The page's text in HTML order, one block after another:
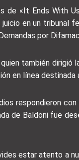
de «It Ends With
en un tribunal
por
también
en línea destinada
respondieron
de Baldoni fue
estar atento a